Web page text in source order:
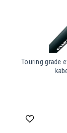
Touring grade